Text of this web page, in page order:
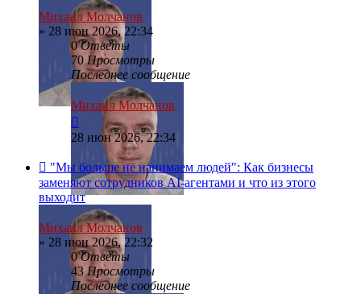
Михаил Молчанов
» 28 июн 2026, 22:34
0Ответы
70Просмотры
Последнее сообщение
Михаил Молчанов
28 июн 2026, 22:34
"Мы больше не нанимаем людей": Как бизнесы
заменяют сотрудников AI-агентами и что из этого
выходит
Михаил Молчанов
» 28 июн 2026, 22:32
0Ответы
43Просмотры
Последнее сообщение